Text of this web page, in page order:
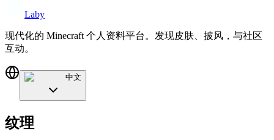
Laby
现代化的 Minecraft 个人资料平台。发现皮肤、披风，与社区
互动。
中文
纹理